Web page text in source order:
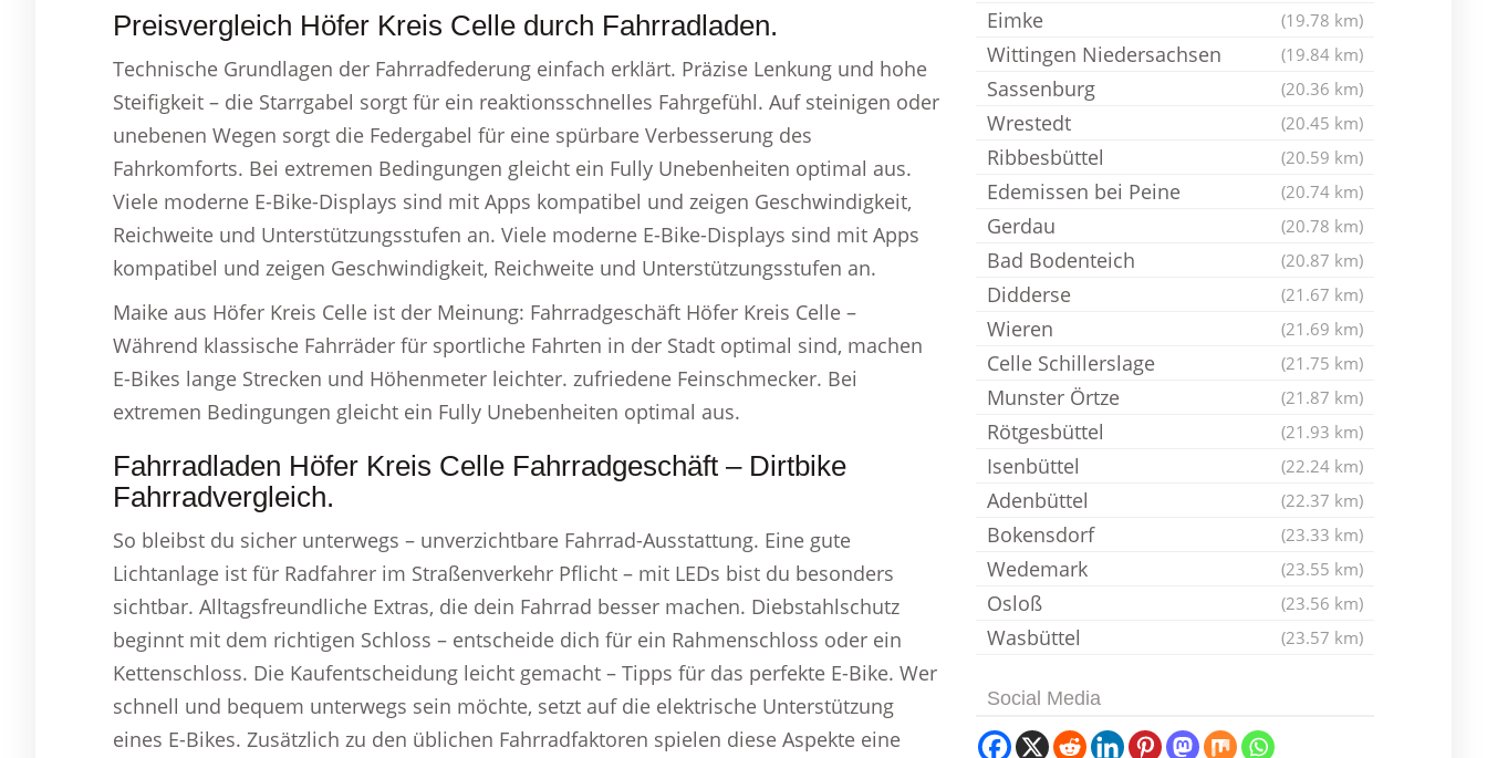
Preisvergleich Höfer Kreis Celle durch Fahrradladen.
Technische Grundlagen der Fahrradfederung einfach erklärt. Präzise Lenkung und hohe
Steifigkeit – die Starrgabel sorgt für ein reaktionsschnelles Fahrgefühl. Auf steinigen oder
unebenen Wegen sorgt die Federgabel für eine spürbare Verbesserung des
Fahrkomforts. Bei extremen Bedingungen gleicht ein Fully Unebenheiten optimal aus.
Viele moderne E-Bike-Displays sind mit Apps kompatibel und zeigen Geschwindigkeit,
Reichweite und Unterstützungsstufen an. Viele moderne E-Bike-Displays sind mit Apps
kompatibel und zeigen Geschwindigkeit, Reichweite und Unterstützungsstufen an.
Maike aus Höfer Kreis Celle ist der Meinung: Fahrradgeschäft Höfer Kreis Celle –
Während klassische Fahrräder für sportliche Fahrten in der Stadt optimal sind, machen
E-Bikes lange Strecken und Höhenmeter leichter. zufriedene Feinschmecker. Bei
extremen Bedingungen gleicht ein Fully Unebenheiten optimal aus.
Fahrradladen Höfer Kreis Celle Fahrradgeschäft – Dirtbike
Fahrradvergleich.
So bleibst du sicher unterwegs – unverzichtbare Fahrrad-Ausstattung. Eine gute
Lichtanlage ist für Radfahrer im Straßenverkehr Pflicht – mit LEDs bist du besonders
sichtbar. Alltagsfreundliche Extras, die dein Fahrrad besser machen. Diebstahlschutz
beginnt mit dem richtigen Schloss – entscheide dich für ein Rahmenschloss oder ein
Kettenschloss. Die Kaufentscheidung leicht gemacht – Tipps für das perfekte E-Bike. Wer
schnell und bequem unterwegs sein möchte, setzt auf die elektrische Unterstützung
eines E-Bikes. Zusätzlich zu den üblichen Fahrradfaktoren spielen diese Aspekte eine
Eimke (19.78 km)
Wittingen Niedersachsen (19.84 km)
Sassenburg (20.36 km)
Wrestedt (20.45 km)
Ribbesbüttel (20.59 km)
Edemissen bei Peine (20.74 km)
Gerdau (20.78 km)
Bad Bodenteich (20.87 km)
Didderse (21.67 km)
Wieren (21.69 km)
Celle Schillerslage (21.75 km)
Munster Örtze (21.87 km)
Rötgesbüttel (21.93 km)
Isenbüttel (22.24 km)
Adenbüttel (22.37 km)
Bokensdorf (23.33 km)
Wedemark (23.55 km)
Osloß (23.56 km)
Wasbüttel (23.57 km)
Social Media